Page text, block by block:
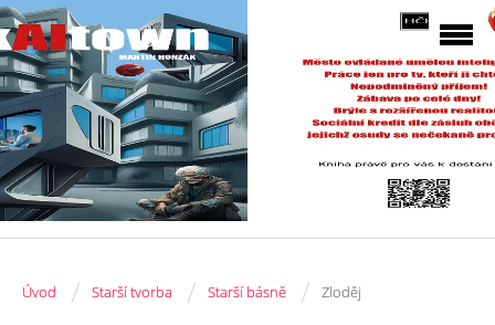
Úvod / Starší tvorba / Starší básně / Zloděj